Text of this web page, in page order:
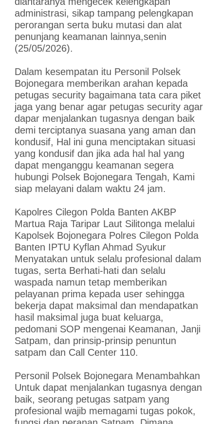
administrasi, sikap tampang pelengkapan
perorangan serta buku mutasi dan alat
penunjang keamanan lainnya,senin
(25/05/2026).
Dalam kesempatan itu Personil Polsek
Bojonegara memberikan arahan kepada
petugas security bagaimana tata cara piket
jaga yang benar agar petugas security agar
dapar menjalankan tugasnya dengan baik
demi terciptanya suasana yang aman dan
kondusif, Hal ini guna menciptakan situasi
yang kondusif dan jika ada hal hal yang
dapat menganggu keamanan segera
hubungi Polsek Bojonegara Tengah, Kami
siap melayani dalam waktu 24 jam.
Kapolres Cilegon Polda Banten AKBP
Martua Raja Taripar Laut Silitonga melalui
Kapolsek Bojonegara Polres Cilegon Polda
Banten IPTU Kyflan Ahmad Syukur
Menyatakan untuk selalu profesional dalam
tugas, serta Berhati-hati dan selalu
waspada namun tetap memberikan
pelayanan prima kepada user sehingga
bekerja dapat maksimal dan mendapatkan
hasil maksimal juga buat keluarga,
pedomani SOP mengenai Keamanan, Janji
Satpam, dan prinsip-prinsip penuntun
satpam dan Call Center 110.
Personil Polsek Bojonegara Menambahkan
Untuk dapat menjalankan tugasnya dengan
baik, seorang petugas satpam yang
profesional wajib memagami tugas pokok,